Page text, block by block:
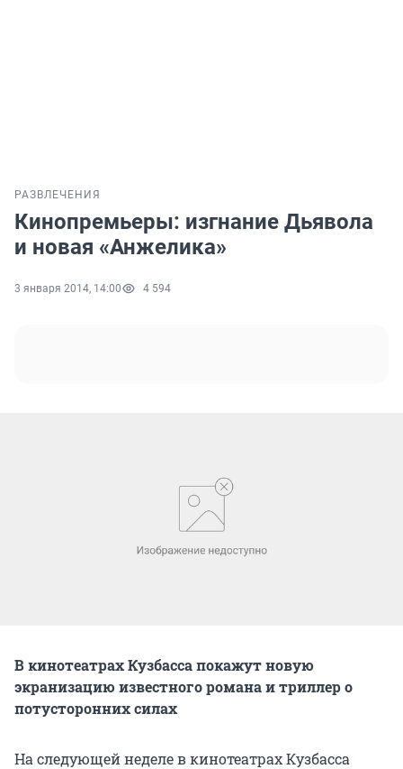
РАЗВЛЕЧЕНИЯ
Кинопремьеры: изгнание Дьявола
и новая «Анжелика»
3 января 2014, 14:00 4 594
В кинотеатрах Кузбасса покажут новую
экранизацию известного романа и триллер о
потусторонних силах
На следующей неделе в кинотеатрах Кузбасса